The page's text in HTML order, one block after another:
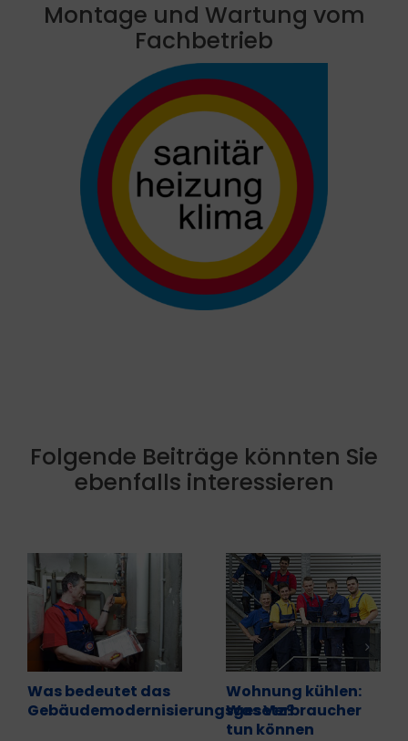
Montage und Wartung vom
Fachbetrieb
Folgende Beiträge könnten Sie
ebenfalls interessieren
Was bedeutet das
Gebäudemodernisierungsgesetz?
Wohnung kühlen:
Was Verbraucher
tun können